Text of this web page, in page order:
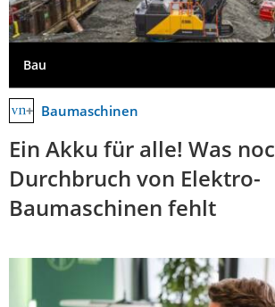
Bau
Baumaschinen
Ein Akku für alle! Was
Durchbruch von Elektro-
Baumaschinen fehlt